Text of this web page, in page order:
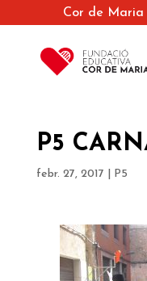
Cor de Maria
P5
febr. 27, 2017 P5